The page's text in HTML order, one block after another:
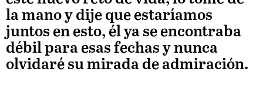
la mano y dije que estaríamos
juntos en esto, él ya se encontraba
débil para esas fechas y nunca
olvidaré su mirada de admiración.